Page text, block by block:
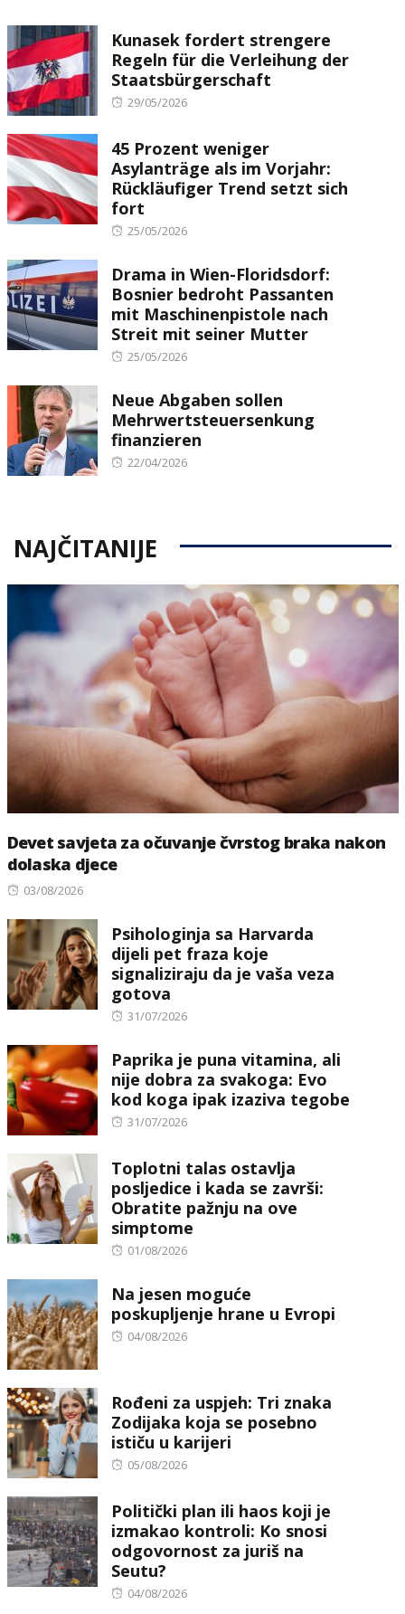
Kunasek fordert strengere
Regeln für die Verleihung der
Staatsbürgerschaft
Posted
29/05/2026
45 Prozent weniger
Asylanträge als im Vorjahr:
Rückläufiger Trend setzt sich
fort
Posted
25/05/2026
Drama in Wien-Floridsdorf:
Bosnier bedroht Passanten
mit Maschinenpistole nach
Streit mit seiner Mutter
Posted
25/05/2026
Neue Abgaben sollen
Mehrwertsteuersenkung
finanzieren
Posted
22/04/2026
NAJČITANIJE
Devet savjeta za očuvanje čvrstog braka nakon
dolaska djece
Posted
03/08/2026
Psihologinja sa Harvarda
dijeli pet fraza koje
signaliziraju da je vaša veza
gotova
Posted
31/07/2026
Paprika je puna vitamina, ali
nije dobra za svakoga: Evo
kod koga ipak izaziva tegobe
Posted
31/07/2026
Toplotni talas ostavlja
posljedice i kada se završi:
Obratite pažnju na ove
simptome
Posted
01/08/2026
Na jesen moguće
poskupljenje hrane u Evropi
Posted
04/08/2026
Rođeni za uspjeh: Tri znaka
Zodijaka koja se posebno
ističu u karijeri
Posted
05/08/2026
Politički plan ili haos koji je
izmakao kontroli: Ko snosi
odgovornost za juriš na
Seutu?
Posted
04/08/2026